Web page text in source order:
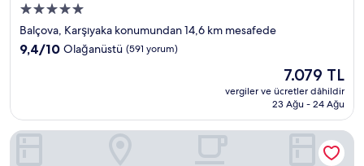
5.0
yıldızlı
konaklama
yeri
Balçova, Karşıyaka konumundan 14,6 km mesafede
10
yorum)
9,4/10 Olağanüstü (591 yorum)
Güncel
fiyat:
7.079 TL
7.079 TL
vergiler ve ücretler dâhildir
23 Ağu - 24 Ağu
ibis İzmir Alsancak